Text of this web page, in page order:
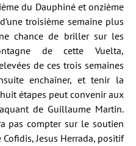
du Dauphiné et onzième
troisième semaine plus
chance de briller sur les
de cette Vuelta,
de ces trois semaines
enchaîner, et tenir la
étapes peut convenir aux
de Guillaume Martin.
pas compter sur le soutien
Jesus Herrada, positif